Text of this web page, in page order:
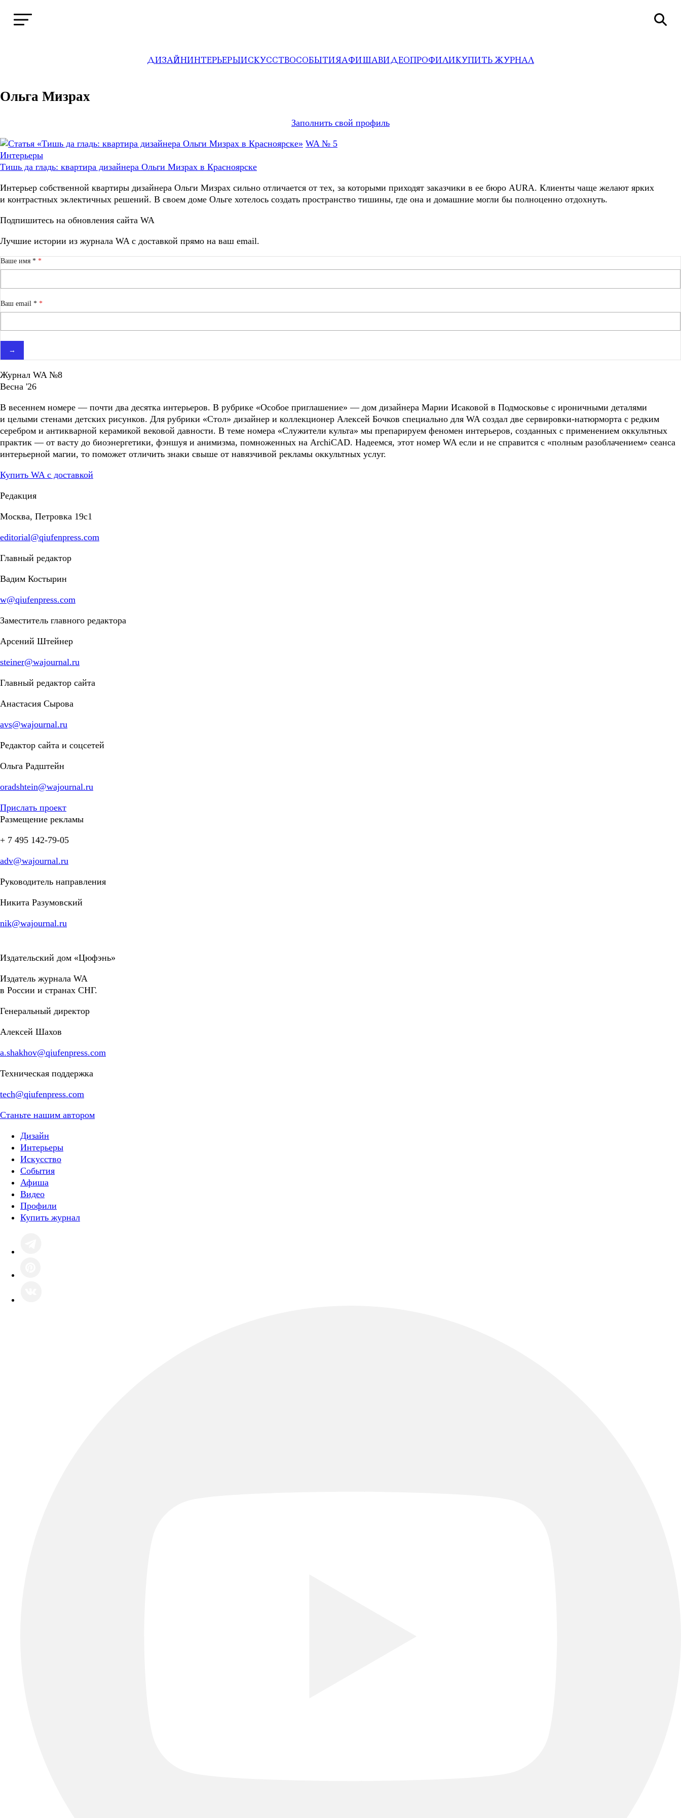
ДИЗАЙНИНТЕРЬЕРЫИСКУССТВОСОБЫТИЯАФИШАВИДЕОПРОФИЛИКУПИТЬ ЖУРНАЛ
Ольга Мизрах
Заполнить свой профиль
WA № 5
Интерьеры
Тишь да гладь: квартира дизайнера Ольги Мизрах в Красноярске
Интерьер собственной квартиры дизайнера Ольги Мизрах сильно отличается от тех, за которыми приходят заказчики в ее бюро AURA. Клиенты чаще желают ярких
и контрастных эклектичных решений. В своем доме Ольге хотелось создать пространство тишины, где она и домашние могли бы полноценно отдохнуть.
Подпишитесь на обновления сайта WA
Лучшие истории из журнала WA c доставкой прямо на ваш email.
Ваше имя *
Ваш email *
→
Журнал WA №8
Весна '26
В весеннем номере — почти два десятка интерьеров. В рубрике «Особое приглашение» — дом дизайнера Марии Исаковой в Подмосковье с ироничными деталями
и целыми стенами детских рисунков. Для рубрики «Стол» дизайнер и коллекционер Алексей Бочков специально для WA создал две сервировки-натюрморта с редким
серебром и антикварной керамикой вековой давности. В теме номера «Служители культа» мы препарируем феномен интерьеров, созданных с применением оккультных
практик — от васту до биоэнергетики, фэншуя и анимизма, помноженных на ArchiCAD. Надеемся, этот номер WA если и не справится с «полным разоблачением» сеанса
интерьерной магии, то поможет отличить знаки свыше от навязчивой рекламы оккультных услуг.
Купить WA с доставкой
Редакция
Москва, Петровка 19с1
editorial@qiufenpress.com
Главный редактор
Вадим Костырин
w@qiufenpress.com
Заместитель главного редактора
Арсений Штейнер
steiner@wajournal.ru
Главный редактор сайта
Анастасия Сырова
avs@wajournal.ru
Редактор сайта и соцсетей
Ольга Радштейн
oradshtein@wajournal.ru
Прислать проект
Размещение рекламы
+ 7 495 142-79-05
adv@wajournal.ru
Руководитель направления
Никита Разумовский
nik@wajournal.ru
Издательский дом «Цюфэнь»
Издатель журнала WA
в России и странах СНГ.
Генеральный директор
Алексей Шахов
a.shakhov@qiufenpress.com
Техническая поддержка
tech@qiufenpress.com
Станьте нашим автором
Дизайн
Интерьеры
Искусство
События
Афиша
Видео
Профили
Купить журнал